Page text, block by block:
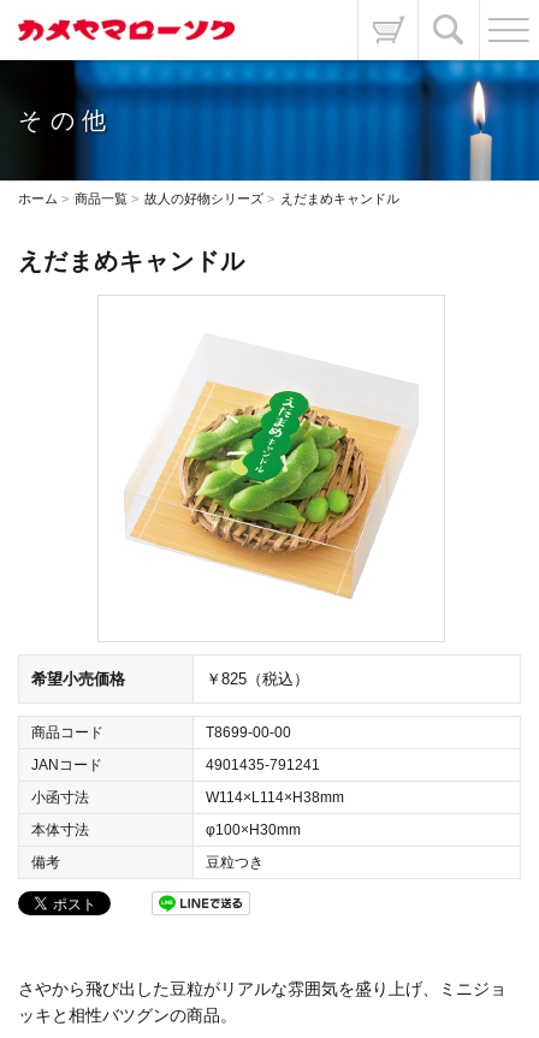
その他
ホーム 商品一覧 故人の好物シリーズ えだまめキャンドル
えだまめキャンドル
希望小売価格 ￥825（税込）
商品コード
T8699-00-00
JANコード
4901435-791241
小函寸法
W114×L114×H38mm
本体寸法
φ100×H30mm
備考
豆粒つき
さやから飛び出した豆粒がリアルな雰囲気を盛り上げ、ミニジョ
ッキと相性バツグンの商品。